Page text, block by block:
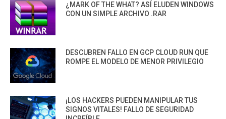
¿MARK OF THE WHAT? ASÍ ELUDEN WINDOWS
CON UN SIMPLE ARCHIVO .RAR
DESCUBREN FALLO EN GCP CLOUD RUN QUE
ROMPE EL MODELO DE MENOR PRIVILEGIO
¡LOS HACKERS PUEDEN MANIPULAR TUS
SIGNOS VITALES! FALLO DE SEGURIDAD